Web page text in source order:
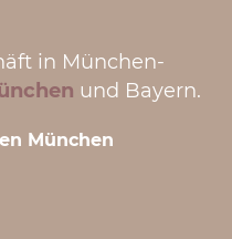
in München-
und Bayern.
München